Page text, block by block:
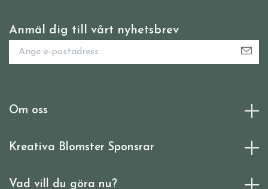
Anmäl dig till vårt nyhetsbrev
Om oss
Kreativa Blomster Sponsrar
Vad vill du göra nu?